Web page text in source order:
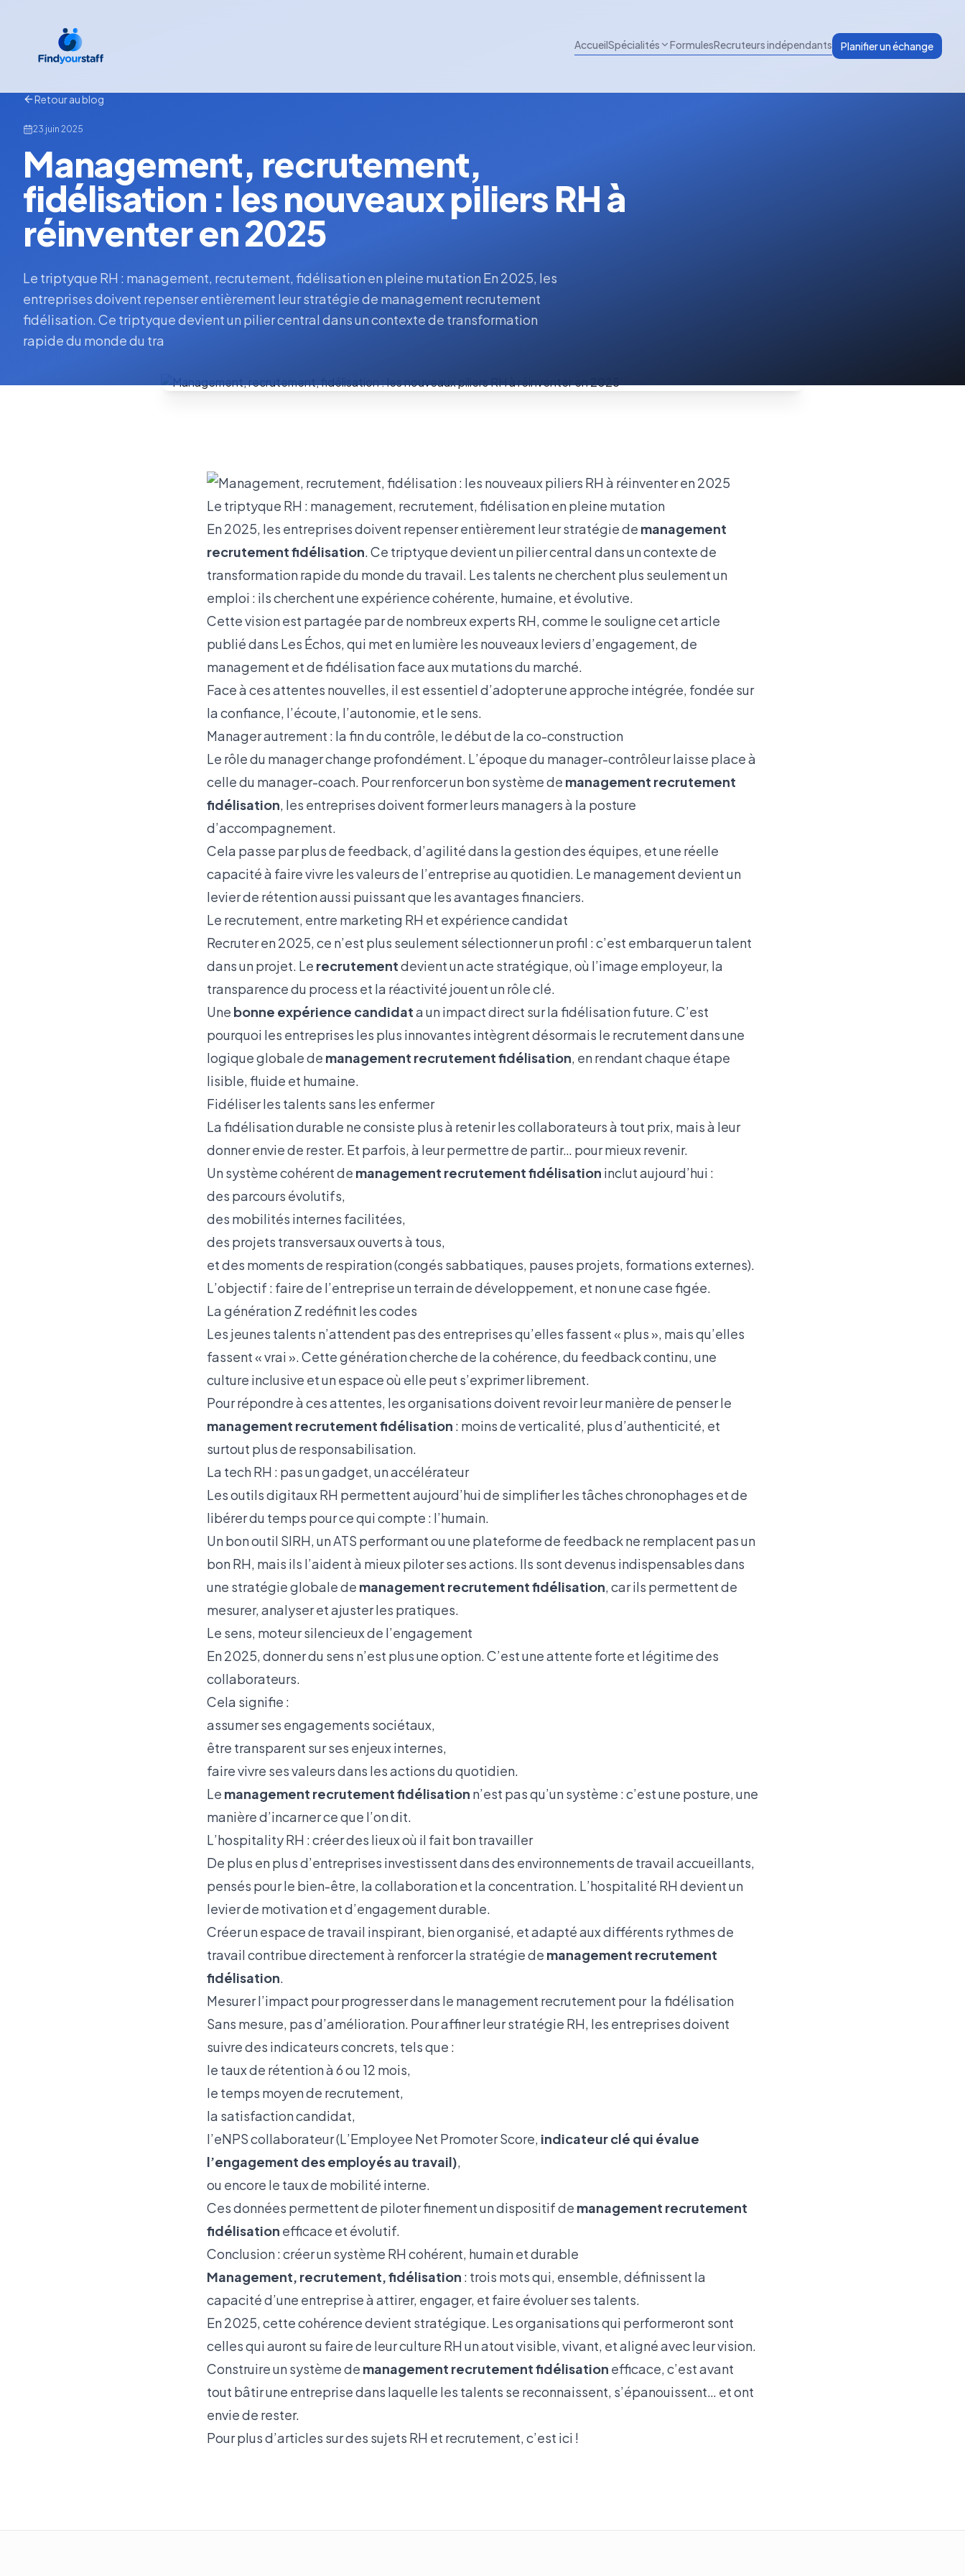
AccueilSpécialités FormulesRecruteurs indépendants Planifier un échange
Retour au blog
23 juin 2025
Management, recrutement,
fidélisation : les nouveaux piliers RH à
réinventer en 2025
Le triptyque RH : management, recrutement, fidélisation en pleine mutation En 2025, les
entreprises doivent repenser entièrement leur stratégie de management recrutement
fidélisation. Ce triptyque devient un pilier central dans un contexte de transformation
rapide du monde du tra
Le triptyque RH : management, recrutement, fidélisation en pleine mutation
En 2025, les entreprises doivent repenser entièrement leur stratégie de management
recrutement fidélisation. Ce triptyque devient un pilier central dans un contexte de
transformation rapide du monde du travail. Les talents ne cherchent plus seulement un
emploi : ils cherchent une expérience cohérente, humaine, et évolutive.
Cette vision est partagée par de nombreux experts RH, comme le soulignecet article
publié dans Les Échos, qui met en lumière les nouveaux leviers d’engagement, de
management et de fidélisation face aux mutations du marché.
Face à ces attentes nouvelles, il est essentiel d’adopter une approche intégrée, fondée sur
la confiance, l’écoute, l’autonomie, et le sens.
Manager autrement : la fin du contrôle, le début de la co-construction
Le rôle du manager change profondément. L’époque du manager-contrôleur laisse place à
celle du manager-coach. Pour renforcer un bon système de management recrutement
fidélisation, les entreprises doivent former leurs managers à la posture
d’accompagnement.
Cela passe par plus de feedback, d’agilité dans la gestion des équipes, et une réelle
capacité à faire vivre les valeurs de l’entreprise au quotidien. Le management devient un
levier de rétention aussi puissant que les avantages financiers.
Le recrutement, entre marketing RH et expérience candidat
Recruter en 2025, ce n’est plus seulement sélectionner un profil : c’est embarquer un talent
dans un projet. Le recrutementdevient un acte stratégique, où l’image employeur, la
transparence du process et la réactivité jouent un rôle clé.
Une bonne expérience candidata un impact direct sur la fidélisation future. C’est
pourquoi les entreprises les plus innovantes intègrent désormais le recrutement dans une
logique globale de management recrutement fidélisation, en rendant chaque étape
lisible, fluide et humaine.
Fidéliser les talents sans les enfermer
La fidélisation durable ne consiste plus à retenir les collaborateurs à tout prix, mais à leur
donner envie de rester. Et parfois, à leur permettre de partir… pour mieux revenir.
Un système cohérent de management recrutement fidélisation inclut aujourd’hui :
des parcours évolutifs,
des mobilités internes facilitées,
des projets transversaux ouverts à tous,
et des moments de respiration (congés sabbatiques, pauses projets, formations externes).
L’objectif : faire de l’entreprise un terrain de développement, et non une case figée.
La génération Z redéfinit les codes
Les jeunes talents n’attendent pas des entreprises qu’elles fassent « plus », mais qu’elles
fassent « vrai ». Cette génération cherche de la cohérence, du feedback continu, une
culture inclusive et un espace où elle peut s’exprimer librement.
Pour répondre à ces attentes, les organisations doivent revoir leur manière de penser le
management recrutement fidélisation : moins de verticalité, plus d’authenticité, et
surtout plus de responsabilisation.
La tech RH : pas un gadget, un accélérateur
Les outils digitaux RH permettent aujourd’hui de simplifier les tâches chronophages et de
libérer du temps pour ce qui compte : l’humain.
Un bon outil SIRH, un ATS performant ou une plateforme de feedback ne remplacent pas un
bon RH, mais ils l’aident à mieux piloter ses actions. Ils sont devenus indispensables dans
une stratégie globale de management recrutement fidélisation, car ils permettent de
mesurer, analyser et ajuster les pratiques.
Le sens, moteur silencieux de l’engagement
En 2025, donner du sens n’est plus une option. C’est une attente forte et légitime des
collaborateurs.
Cela signifie :
assumer ses engagements sociétaux,
être transparent sur ses enjeux internes,
faire vivre ses valeurs dans les actions du quotidien.
Le management recrutement fidélisation n’est pas qu’un système : c’est une posture, une
manière d’incarner ce que l’on dit.
L’hospitality RH : créer des lieux où il fait bon travailler
De plus en plus d’entreprises investissent dans des environnements de travail accueillants,
pensés pour le bien-être, la collaboration et la concentration. L’hospitalité RH devient un
levier de motivation et d’engagement durable.
Créer un espace de travail inspirant, bien organisé, et adapté aux différents rythmes de
travail contribue directement à renforcer la stratégie de management recrutement
fidélisation.
Mesurer l’impact pour progresser dans le management recrutement pour la fidélisation
Sans mesure, pas d’amélioration. Pour affiner leur stratégie RH, les entreprises doivent
suivre des indicateurs concrets, tels que :
le taux de rétention à 6 ou 12 mois,
le temps moyen de recrutement,
la satisfaction candidat,
l’eNPS collaborateur (L’Employee Net Promoter Score, indicateur clé qui évalue
l’engagement des employés au travail),
ou encore le taux de mobilité interne.
Ces données permettent de piloter finement un dispositif de management recrutement
fidélisation efficace et évolutif.
Conclusion : créer un système RH cohérent, humain et durable
Management, recrutement, fidélisation : trois mots qui, ensemble, définissent la
capacité d’une entreprise à attirer, engager, et faire évoluer ses talents.
En 2025, cette cohérence devient stratégique. Les organisations qui performeront sont
celles qui auront su faire de leur culture RH un atout visible, vivant, et aligné avec leur vision.
Construire un système de management recrutement fidélisation efficace, c’est avant
tout bâtir une entreprise dans laquelle les talents se reconnaissent, s’épanouissent… et ont
envie de rester.
Pour plus d’articles sur des sujets RH et recrutement, c’est ici !